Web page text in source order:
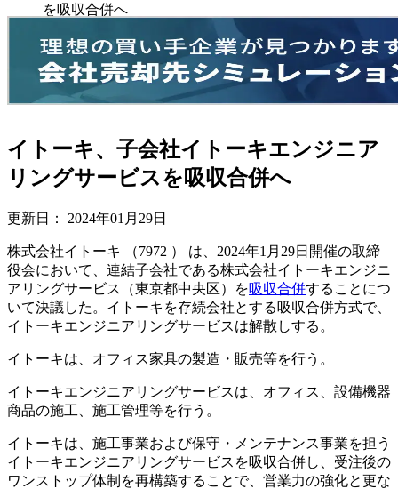
を吸収合併へ
イトーキ、子会社イトーキエンジニア
リングサービスを吸収合併へ
更新日： 2024年01月29日
株式会社イトーキ （7972 ） は、2024年1月29日開催の取締
役会において、連結子会社である株式会社イトーキエンジニ
アリングサービス（東京都中央区）を吸収合併することにつ
いて決議した。イトーキを存続会社とする吸収合併方式で、
イトーキエンジニアリングサービスは解散しする。
イトーキは、オフィス家具の製造・販売等を行う。
イトーキエンジニアリングサービスは、オフィス、設備機器
商品の施工、施工管理等を行う。
イトーキは、施工事業および保守・メンテナンス事業を担う
イトーキエンジニアリングサービスを吸収合併し、受注後の
ワンストップ体制を再構築することで、営業力の強化と更な